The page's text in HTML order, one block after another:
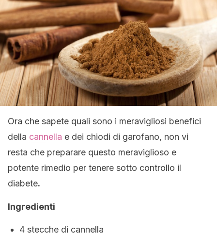
Ora che sapete quali sono i meravigliosi benefici
della cannella e dei chiodi di garofano, non vi
resta che preparare questo meraviglioso e
potente rimedio per tenere sotto controllo il
diabete.
Ingredienti
4 stecche di cannella